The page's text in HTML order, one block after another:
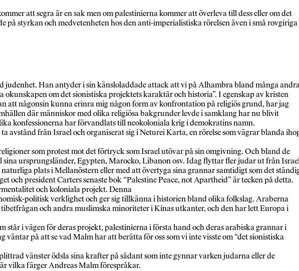
att segra är en sak men om palestinierna kommer att överleva till dess eller om det
på styrkan och medvetenheten hos den anti-imperialistiska rörelsen även i små rovgiriga
Han antyder i sin känsloladdade attack att vi på Alhambra bland många
om det sionistiska projektets karaktär och historia”. I egenskap av kristen
att någonsin kunna erinra mig någon form av konfrontation på religiös grund, har jag
där människor med olika religiösa bakgrunder levde i samklang har nu blivit
konfessionerna har förvandlats till neokoloniala krig i demokratins namn.
från Israel och organiserat sig i Neturei Karta, en rörelse som vägrar blanda
som protest mot det förtryck som Israel utövar på sin omgivning. Och bland de
ursprungsländer, Egypten, Marocko, Libanon osv. Idag flyttar fler judar ut från
plats i Mellanöstern eller med att övertyga sina grannar samtidigt som det
president Carters senaste bok “Palestine Peace, not Apartheid” är tecken på detta.
och koloniala projekt. Denna
politisk verklighet och ger sig tillkänna i historien bland olika folkslag. Araberna
och andra muslimska minoriteter i Kinas utkanter, och den har lett Europa i
i vägen för deras projekt, palestinierna i första hand och deras arabiska grannar i
på att se vad Malm har att berätta för oss som vi inte visste om “det sionistiska
vänster ödsla sina krafter på sådant som inte gynnar varken judarna eller de
vilka färger Andreas Malm förespråkar.